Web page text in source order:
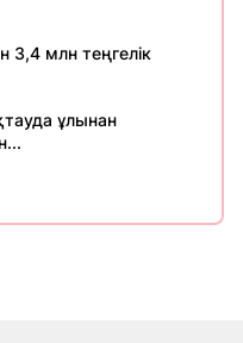
3,4 млн теңгелік
ұлынан